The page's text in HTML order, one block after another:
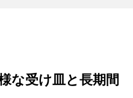
な受け皿と長期間